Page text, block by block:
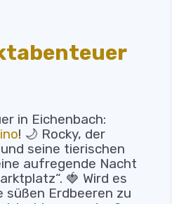
in Eichenbach:
! 🌙 Rocky, der
seine tierischen
aufregende Nacht
🍓 Wird es
süßen Erdbeeren zu